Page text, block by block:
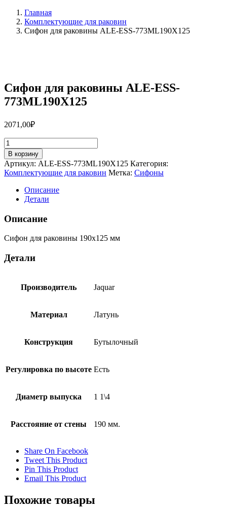
Главная
Комплектующие для раковин
Сифон для раковины ALE-ESS-773ML190X125
Сифон для раковины ALE-ESS-
773ML190X125
2071,00₽
Количество
товара
Сифон
для
раковины
ALE-
ESS-
773ML190X125
В корзину
Артикул: ALE-ESS-773ML190X125 Категория:
Комплектующие для раковин Метка: Сифоны
Описание
Детали
Описание
Сифон для раковины 190х125 мм
Детали
Производитель Jaquar
Материал Латунь
Конструкция Бутылочный
Регулировка по высоте Есть
Диаметр выпуска 1 1\4
Расстояние от стены 190 мм.
Share On Facebook
Tweet This Product
Pin This Product
Email This Product
Похожие товары